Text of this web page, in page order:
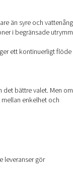
säkerhetsrisker
steg för att
samtidigt
rent, torrt